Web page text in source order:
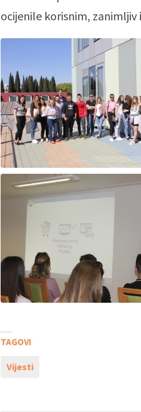
ocijenile korisnim, zanimljiv
TAGOVI
Vijesti